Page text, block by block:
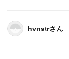
hvnstrさん